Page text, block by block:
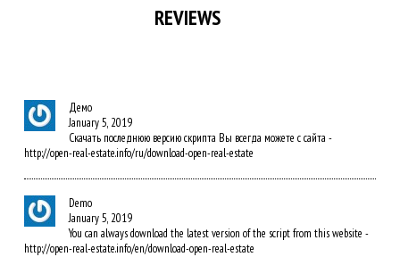
REVIEWS
Демо
January 5, 2019
Скачать последнюю версию скрипта Вы всегда можете с сайта -
http://open-real-estate.info/ru/download-open-real-estate
Demo
January 5, 2019
You can always download the latest version of the script from this website -
http://open-real-estate.info/en/download-open-real-estate